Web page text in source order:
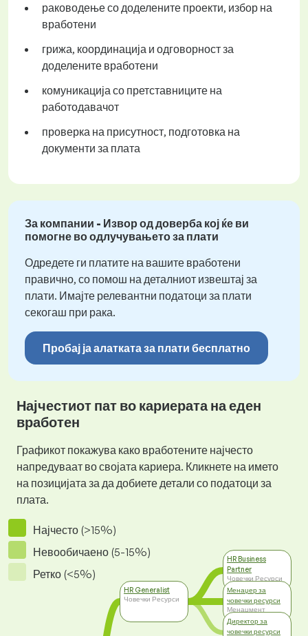
раководење со доделените проекти, избор на
вработени
грижа, координација и одговорност за
доделените вработени
комуникација со претставниците на
работодавачот
проверка на присутност, подготовка на
документи за плата
За компании - Извор од доверба кој ќе ви
помогне во одлучувањето за плати
Одредете ги платите на вашите вработени
правично, со помош на деталниот извештај за
плати. Имајте релевантни податоци за плати
секогаш при рака.
Пробај ја алатката за плати бесплатно
Најчестиот пат во кариерата на еден
вработен
Графикот покажува како вработените најчесто
напредуваат во својата кариера. Кликнете на името
на позицијата за да добиете детали со податоци за
плата.
Најчесто (>15%)
Невообичаено (5-15%)
Ретко (<5%)
HR Generalist
Човечки Ресурси
HR Business
Partner
Човечки Ресурси
Менаџер за
човечки ресурси
Менаџмент
Директор за
човечки ресурси